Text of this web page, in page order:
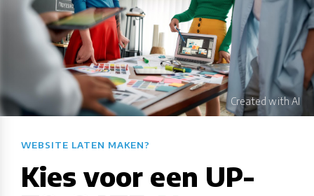
WEBSITE LATEN MAKEN?​​​​​​​​​​​​​​
Kies voor een UP-